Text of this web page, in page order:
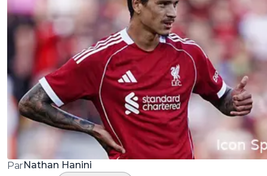
Par Nathan Hanini